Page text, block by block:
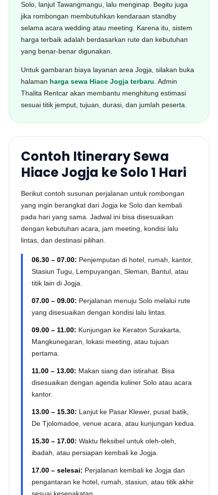
Solo, lanjut Tawangmangu, lalu menginap. Begitu juga
jika rombongan membutuhkan kendaraan standby
selama acara wedding atau meeting. Karena itu, sistem
harga terbaik adalah berdasarkan rute dan kebutuhan
yang benar-benar digunakan.
Untuk gambaran biaya layanan area Jogja, silakan buka
halaman harga sewa Hiace Jogja terbaru . Admin
Thalita Rentcar akan membantu menghitung estimasi
sesuai titik jemput, tujuan, durasi, dan jumlah peserta.
Contoh Itinerary Sewa
Hiace Jogja ke Solo 1 Hari
Berikut contoh susunan perjalanan untuk rombongan
yang ingin berangkat dari Jogja ke Solo dan kembali
pada hari yang sama. Jadwal ini bisa disesuaikan
dengan kebutuhan acara, jam meeting, kondisi lalu
lintas, dan destinasi pilihan.
06.30 – 07.00: Penjemputan di hotel, rumah, kantor,
Stasiun Tugu, Lempuyangan, Sleman, Bantul, atau
titik lain di Jogja.
07.00 – 09.00: Perjalanan menuju Solo melalui rute
yang disesuaikan dengan kondisi lalu lintas.
09.00 – 11.00: Kunjungan ke Keraton Surakarta,
Mangkunegaran, lokasi meeting, atau tujuan
pertama.
11.00 – 13.00: Makan siang dan istirahat. Bisa
disesuaikan dengan agenda kuliner Solo atau acara
kantor.
13.00 – 15.30: Lanjut ke Pasar Klewer, pusat batik,
De Tjolomadoe, venue acara, atau kunjungan kedua.
15.30 – 17.00: Waktu fleksibel untuk oleh-oleh,
ibadah, atau persiapan kembali ke Jogja.
17.00 – selesai: Perjalanan kembali ke Jogja dan
pengantaran ke hotel, rumah, stasiun, atau titik akhir